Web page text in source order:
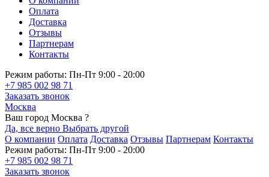
Оплата
Доставка
Отзывы
Партнерам
Контакты
Режим работы: Пн-Пт 9:00 - 20:00
+7 985 002 98 71
Заказать звонок
Москва
Ваш город Москва ?
Да, все верно Выбрать другой
О компании Оплата Доставка Отзывы Партнерам Контакты
Режим работы: Пн-Пт 9:00 - 20:00
+7 985 002 98 71
Заказать звонок